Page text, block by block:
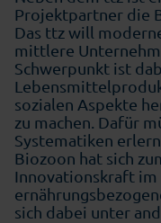
Projektpartner die
Das ttz will
mittlere
Schwerpunkt ist
sozialen Aspekte
zu machen. Dafür
Systematiken
Biozoon hat sich
Innovationskraft
sich dabei unter